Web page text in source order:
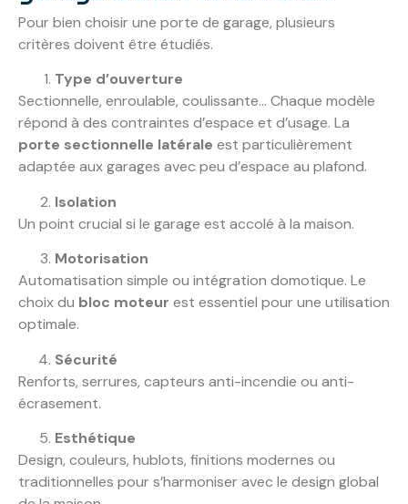
Pour bien choisir une porte de garage, plusieurs
critères doivent être étudiés.
Type d’ouverture
Sectionnelle, enroulable, coulissante… Chaque modèle
répond à des contraintes d’espace et d’usage. La
porte sectionnelle latérale est particulièrement
adaptée aux garages avec peu d’espace au plafond.
Isolation
Un point crucial si le garage est accolé à la maison.
Motorisation
Automatisation simple ou intégration domotique. Le
choix du bloc moteur est essentiel pour une utilisation
optimale.
Sécurité
Renforts, serrures, capteurs anti-incendie ou anti-
écrasement.
Esthétique
Design, couleurs, hublots, finitions modernes ou
traditionnelles pour s’harmoniser avec le design global